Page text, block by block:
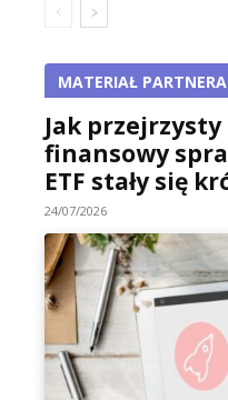
MATERIAŁ PARTNERA
Jak
finansowy
ETF stały się
24/07/2026